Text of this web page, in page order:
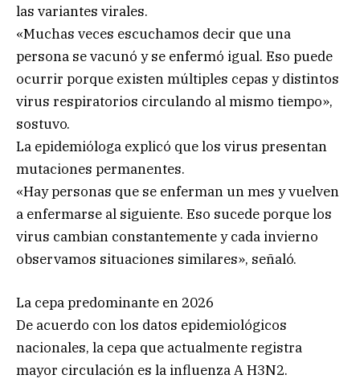
las variantes virales.
«Muchas veces escuchamos decir que una
persona se vacunó y se enfermó igual. Eso puede
ocurrir porque existen múltiples cepas y distintos
virus respiratorios circulando al mismo tiempo»,
sostuvo.
La epidemióloga explicó que los virus presentan
mutaciones permanentes.
«Hay personas que se enferman un mes y vuelven
a enfermarse al siguiente. Eso sucede porque los
virus cambian constantemente y cada invierno
observamos situaciones similares», señaló.
La cepa predominante en 2026
De acuerdo con los datos epidemiológicos
nacionales, la cepa que actualmente registra
mayor circulación es la influenza A H3N2.